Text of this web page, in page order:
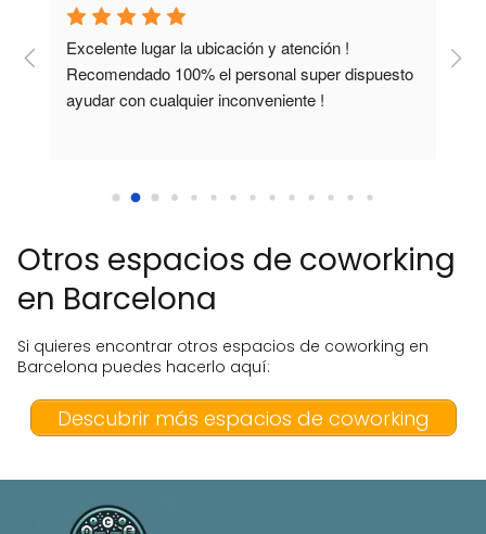
Excelente lugar la ubicación y atención !
Recomendado 100% el personal super dispuesto
ayudar con cualquier inconveniente !
Otros espacios de coworking
en Barcelona
Si quieres encontrar otros espacios de coworking en
Barcelona puedes hacerlo aquí:
Descubrir más espacios de coworking